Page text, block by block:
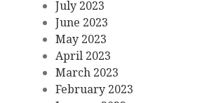
July 2023
June 2023
May 2023
April 2023
March 2023
February 2023